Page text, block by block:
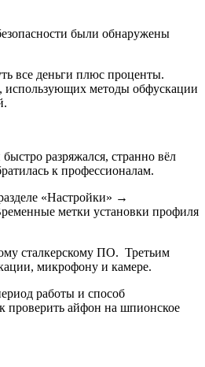
были обнаружены
все деньги плюс проценты.
использующих методы обфускации
разряжался, странно вёл
к профессионалам.
«Настройки» →
метки установки профиля
сталкерскому ПО. Третьим
микрофону и камере.
работы и способ
проверить айфон на шпионское